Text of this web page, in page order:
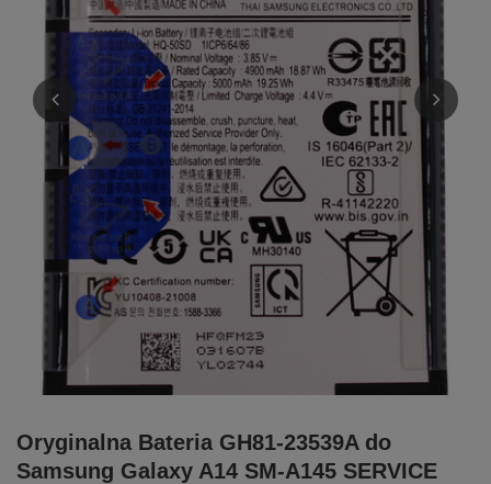
Oryginalna Bateria GH81-23539A do
Samsung Galaxy A14 SM-A145 SERVICE